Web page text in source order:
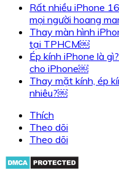
Rất nhiều iPhone
mọi người hoang
Thay màn hình
tại TPHCM￼
Ép kính iPhone là
cho iPhone￼
Thay mặt kính, ép
nhiêu?￼
Thích
Theo dõi
Theo dõi